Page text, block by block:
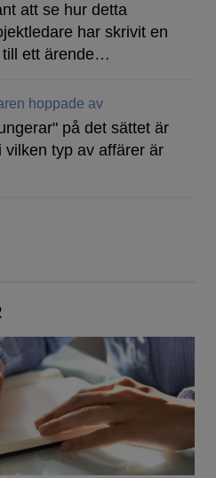
att se hur detta
har skrivit en
till ett ärende…
hoppade av
på det sättet är
typ av affärer är